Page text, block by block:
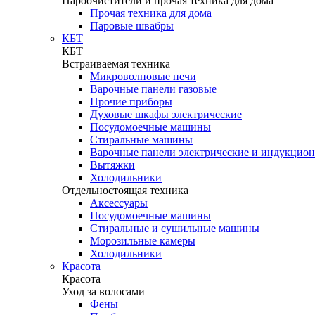
Прочая техника для дома
Паровые швабры
КБТ
КБТ
Встраиваемая техника
Микроволновые печи
Варочные панели газовые
Прочие приборы
Духовые шкафы электрические
Посудомоечные машины
Стиральные машины
Варочные панели электрические и
Вытяжки
Холодильники
Отдельностоящая техника
Аксессуары
Посудомоечные машины
Стиральные и сушильные машины
Морозильные камеры
Холодильники
Красота
Красота
Уход за волосами
Фены